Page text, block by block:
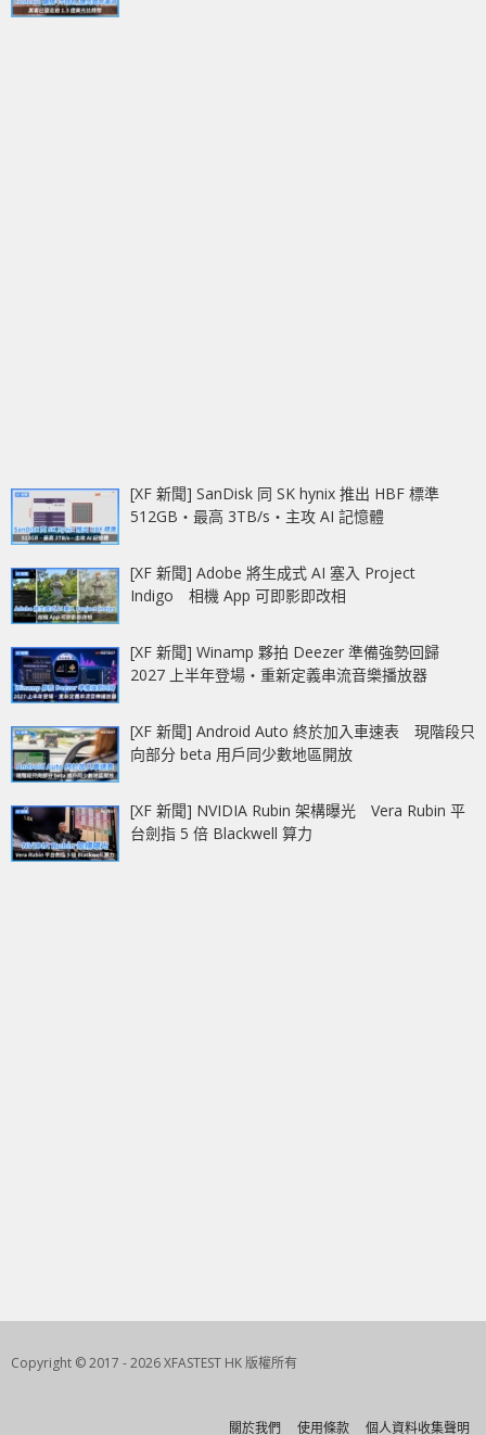
[XF 新聞] SanDisk 同 SK hynix 推出 HBF 標準
512GB‧最高 3TB/s‧主攻 AI 記憶體
[XF 新聞] Adobe 將生成式 AI 塞入 Project
Indigo 相機 App 可即影即改相
[XF 新聞] Winamp 夥拍 Deezer 準備強勢回歸
2027 上半年登場‧重新定義串流音樂播放器
[XF 新聞] Android Auto 終於加入車速表 現階段只
向部分 beta 用戶同少數地區開放
[XF 新聞] NVIDIA Rubin 架構曝光 Vera Rubin 平
台劍指 5 倍 Blackwell 算力
Copyright © 2017 - 2026 XFASTEST HK 版權所有
關於我們 使用條款 個人資料收集聲明